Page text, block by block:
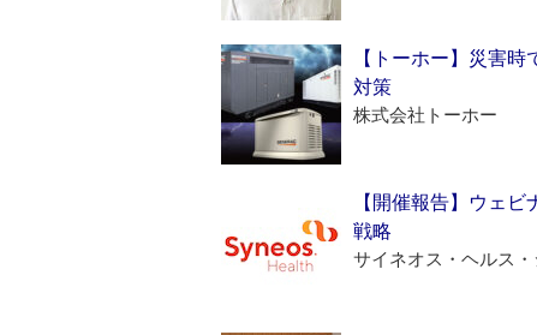
【トーホー】災害
対策
株式会社トーホー
【開催報告】ウェ
戦略
サイネオス・ヘルス